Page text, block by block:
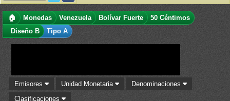
🏠 Monedas Venezuela Bolívar Fuerte
50 Céntimos
Diseño B
Tipo A
Emisores Unidad Monetaria
Denominaciones
Clasificaciones